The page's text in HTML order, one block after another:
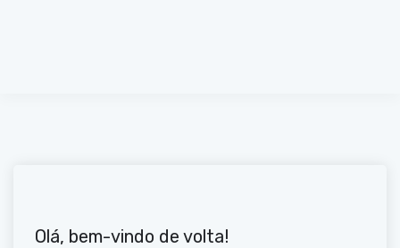
Olá, bem-vindo de volta!